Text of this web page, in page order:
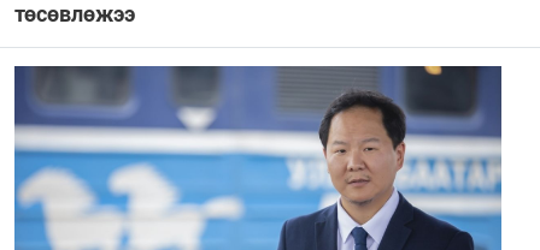
төсөвлөжээ